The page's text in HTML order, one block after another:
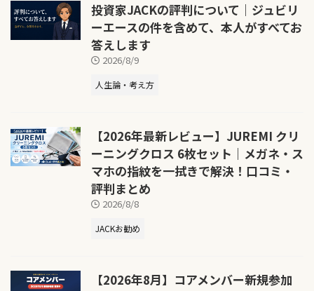
投資家JACKの評判について｜ジュビリ
ーエースの件を含めて、本人がすべてお
答えします
2026/8/9
人生論・考え方
【2026年最新レビュー】JUREMI クリ
ーニングクロス 6枚セット｜メガネ・ス
マホの指紋を一拭きで解決！口コミ・
評判まとめ
2026/8/8
JACKお勧め
【2026年8月】コアメンバー新規参加